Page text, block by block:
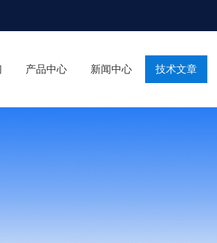
产品中心 新闻中心 技术文章